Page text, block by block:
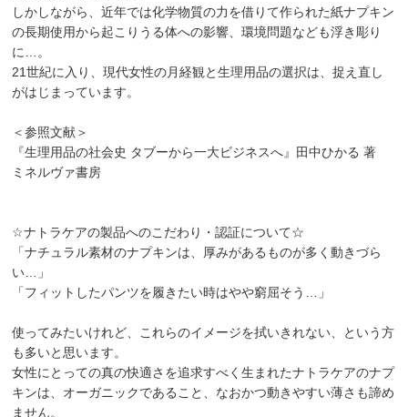
しかしながら、近年では化学物質の力を借りて作られた紙ナプキン
の長期使用から起こりうる体への影響、環境問題なども浮き彫り
に…。
21世紀に入り、現代女性の月経観と生理用品の選択は、捉え直し
がはじまっています。
＜参照文献＞
『生理用品の社会史 タブーから一大ビジネスへ』田中ひかる 著
ミネルヴァ書房
☆ナトラケアの製品へのこだわり・認証について☆
「ナチュラル素材のナプキンは、厚みがあるものが多く動きづら
い…」
「フィットしたパンツを履きたい時はやや窮屈そう…」
使ってみたいけれど、これらのイメージを拭いきれない、という方
も多いと思います。
女性にとっての真の快適さを追求すべく生まれたナトラケアのナプ
キンは、オーガニックであること、なおかつ動きやすい薄さも諦め
ません。